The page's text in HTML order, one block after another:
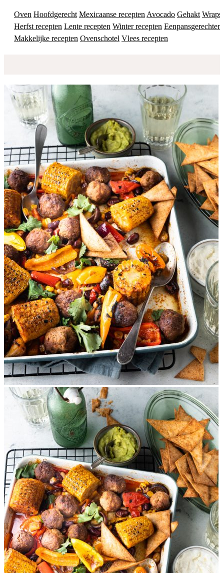
Oven Hoofdgerecht Mexicaanse recepten Avocado Gehakt Wraps
Herfst recepten Lente recepten Winter recepten Eenpansgerechten
Makkelijke recepten Ovenschotel Vlees recepten